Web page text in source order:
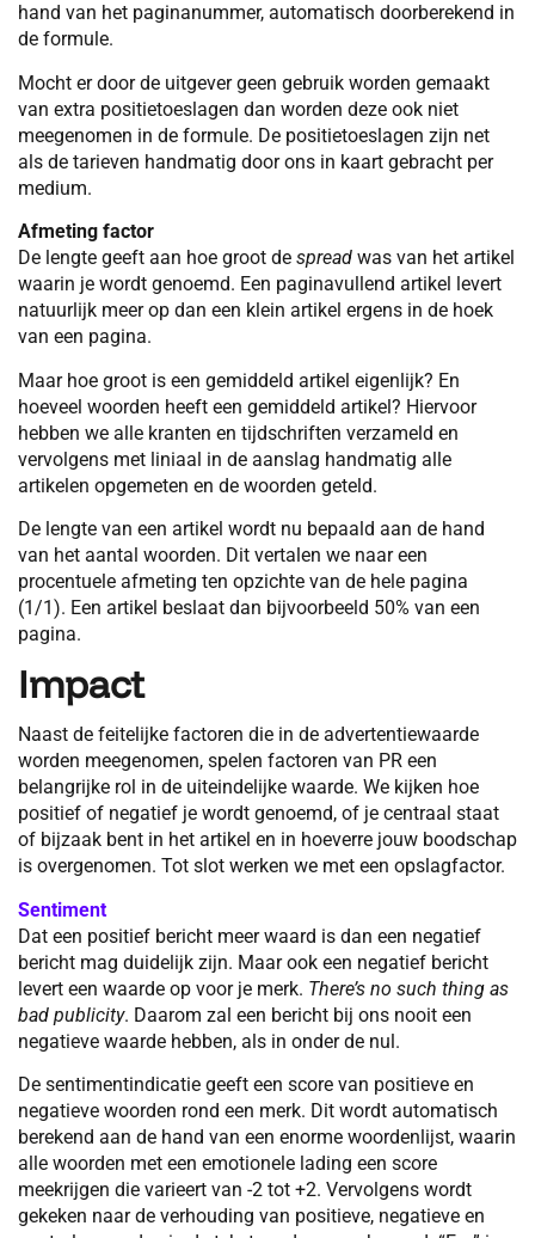
hand van het paginanummer, automatisch doorberekend in
de formule.
Mocht er door de uitgever geen gebruik worden gemaakt
van extra positietoeslagen dan worden deze ook niet
meegenomen in de formule. De positietoeslagen zijn net
als de tarieven handmatig door ons in kaart gebracht per
medium.
Afmeting factor
De lengte geeft aan hoe groot de spread was van het artikel
waarin je wordt genoemd. Een paginavullend artikel levert
natuurlijk meer op dan een klein artikel ergens in de hoek
van een pagina.
Maar hoe groot is een gemiddeld artikel eigenlijk? En
hoeveel woorden heeft een gemiddeld artikel? Hiervoor
hebben we alle kranten en tijdschriften verzameld en
vervolgens met liniaal in de aanslag handmatig alle
artikelen opgemeten en de woorden geteld.
De lengte van een artikel wordt nu bepaald aan de hand
van het aantal woorden. Dit vertalen we naar een
procentuele afmeting ten opzichte van de hele pagina
(1/1). Een artikel beslaat dan bijvoorbeeld 50% van een
pagina.
Impact
Naast de feitelijke factoren die in de advertentiewaarde
worden meegenomen, spelen factoren van PR een
belangrijke rol in de uiteindelijke waarde. We kijken hoe
positief of negatief je wordt genoemd, of je centraal staat
of bijzaak bent in het artikel en in hoeverre jouw boodschap
is overgenomen. Tot slot werken we met een opslagfactor.
Sentiment
Dat een positief bericht meer waard is dan een negatief
bericht mag duidelijk zijn. Maar ook een negatief bericht
levert een waarde op voor je merk. There’s no such thing as
bad publicity. Daarom zal een bericht bij ons nooit een
negatieve waarde hebben, als in onder de nul.
De sentimentindicatie geeft een score van positieve en
negatieve woorden rond een merk. Dit wordt automatisch
berekend aan de hand van een enorme woordenlijst, waarin
alle woorden met een emotionele lading een score
meekrijgen die varieert van -2 tot +2. Vervolgens wordt
gekeken naar de verhouding van positieve, negatieve en